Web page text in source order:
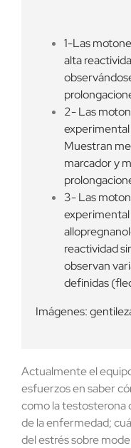
1-Las
alta
2- Las
Muestran
marcador y
3- Las
reactividad
observan
definidas
Imágenes:
Actualmente el
esfuerzos en saber
como la testosterona
de la enfermedad;
del estrés sobre